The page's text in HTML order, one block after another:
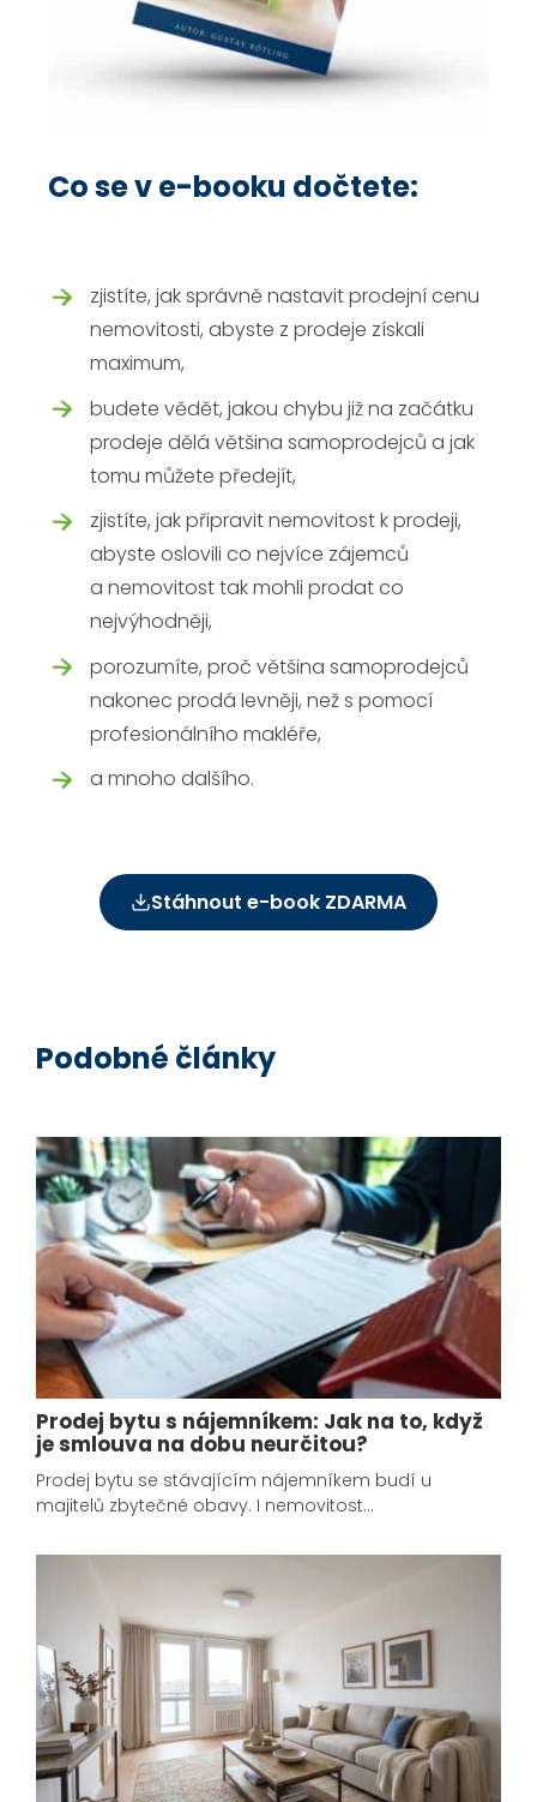
Co se v e-booku dočtete:
zjistíte, jak správně nastavit prodejní cenu
nemovitosti, abyste z prodeje získali
maximum,
budete vědět, jakou chybu již na začátku
prodeje dělá většina samoprodejců a jak
tomu můžete předejít,
zjistíte, jak připravit nemovitost k prodeji,
abyste oslovili co nejvíce zájemců
a nemovitost tak mohli prodat co
nejvýhodněji,
porozumíte, proč většina samoprodejců
nakonec prodá levněji, než s pomocí
profesionálního makléře,
a mnoho dalšího.
Stáhnout e-book ZDARMA
Podobné články
Prodej bytu s nájemníkem: Jak na to, když
je smlouva na dobu neurčitou?
Prodej bytu se stávajícím nájemníkem budí u
majitelů zbytečné obavy. I nemovitost…